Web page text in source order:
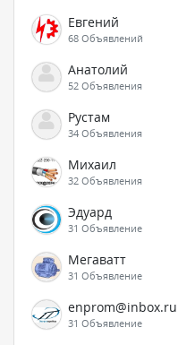
Евгений
68 Объявлений
Анатолий
52 Объявления
Рустам
34 Объявления
Михаил
32 Объявления
Эдуард
31 Объявление
Мегаватт
31 Объявление
enprom@inbox.ru
31 Объявление